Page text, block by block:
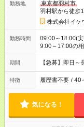
勤務地
東京都羽村市
羽村駅から徒歩
株式会社イケ
勤務時間
09:00～18:00(
9:00～17:00の相
期間 【急募】即日
特徴 履歴書不要 / 40
気になる！